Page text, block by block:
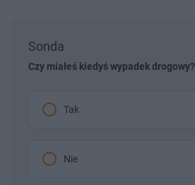
Sonda
Czy miałeś kiedyś wypadek drogowy?
Tak
Nie